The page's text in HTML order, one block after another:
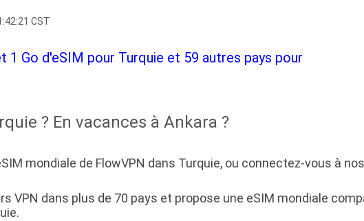
CST
1 Go d'eSIM pour Turquie et 59 autres pays pour
? En vacances à Ankara ?
mondiale de FlowVPN dans Turquie, ou connectez-vous à
VPN dans plus de 70 pays et propose une eSIM mondiale